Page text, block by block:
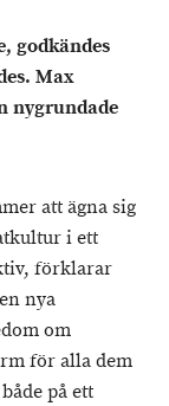
godkändes
Max
nygrundade
att ägna sig
i ett
förklarar
nya
om
för alla dem
på ett